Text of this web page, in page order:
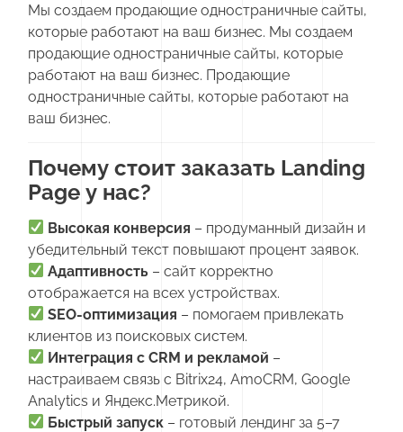
Мы создаем продающие одностраничные сайты,
которые работают на ваш бизнес. Мы создаем
продающие одностраничные сайты, которые
работают на ваш бизнес. Продающие
одностраничные сайты, которые работают на
ваш бизнес.
Почему стоит заказать Landing
Page у нас?
Высокая конверсия – продуманный дизайн и
убедительный текст повышают процент заявок.
Адаптивность – сайт корректно
отображается на всех устройствах.
SEO-оптимизация – помогаем привлекать
клиентов из поисковых систем.
Интеграция с CRM и рекламой –
настраиваем связь с Bitrix24, AmoCRM, Google
Analytics и Яндекс.Метрикой.
Быстрый запуск – готовый лендинг за 5–7